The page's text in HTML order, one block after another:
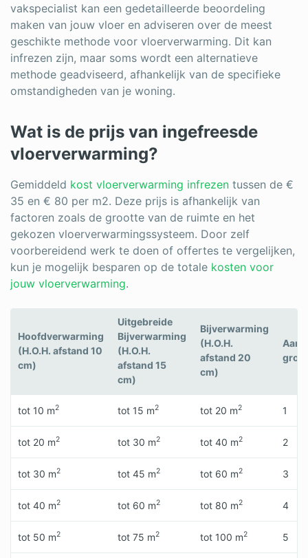
vakspecialist kan een gedetailleerde beoordeling
maken van jouw vloer en adviseren over de meest
geschikte methode voor vloerverwarming. Dit kan
infrezen zijn, maar soms wordt een alternatieve
methode geadviseerd, afhankelijk van de specifieke
omstandigheden van je woning.
Wat is de prijs van ingefreesde
vloerverwarming?
Gemiddeld kost vloerverwarming infrezen tussen de €
35 en € 80 per m2. Deze prijs is afhankelijk van
factoren zoals de grootte van de ruimte en het
gekozen vloerverwarmingssysteem. Door zelf
voorbereidend werk te doen of offertes te vergelijken,
kun je mogelijk besparen op de totale kosten voor
jouw vloerverwarming.
Hoofdverwarming
(H.O.H. afstand 10
cm)
Uitgebreide
Bijverwarming
(H.O.H.
afstand 15
cm)
Bijverwarming
(H.O.H.
afstand 20
cm)
tot 10 m2 tot 15 m2 tot 20 m2 1
tot 20 m2 tot 30 m2 tot 40 m2 2
tot 30 m2 tot 45 m2 tot 60 m2 3
tot 40 m2 tot 60 m2 tot 80 m2 4
tot 50 m2 tot 75 m2 tot 100 m2 5